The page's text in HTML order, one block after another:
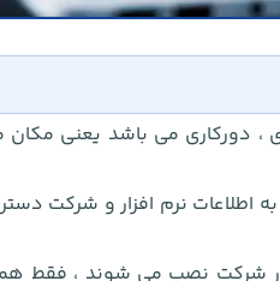
، دورکاری می باشد یعنی
اطلاعات نرم افزار و شرکت
شرکت نصب می شوند ، فقط